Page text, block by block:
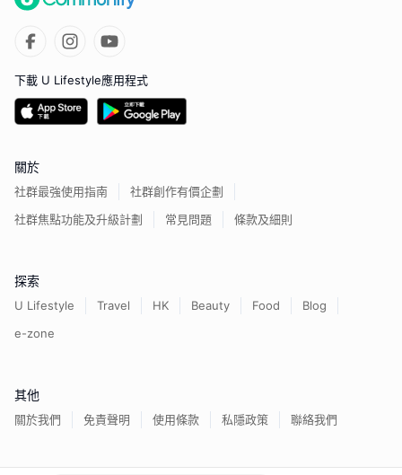
下載 U Lifestyle應用程式
關於
社群最強使用指南
社群創作有價企劃
社群焦點功能及升級計劃
常見問題 條款及細則
探索
U Lifestyle Travel HK Beauty Food
Blog
e-zone
其他
關於我們 免責聲明 使用條款 私隱政策 聯絡我們